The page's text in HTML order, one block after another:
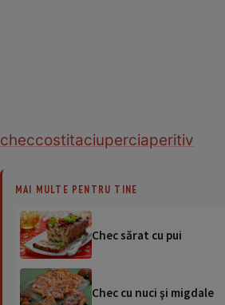
checcostitaciuperciaperitiv
MAI MULTE PENTRU TINE
Chec sărat cu pui
Chec cu nuci şi migdale